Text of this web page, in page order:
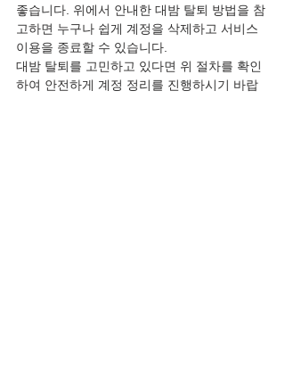
좋습니다. 위에서 안내한 대밤 탈퇴 방법을 참
고하면 누구나 쉽게 계정을 삭제하고 서비스
이용을 종료할 수 있습니다.
대밤 탈퇴를 고민하고 있다면 위 절차를 확인
하여 안전하게 계정 정리를 진행하시기 바랍